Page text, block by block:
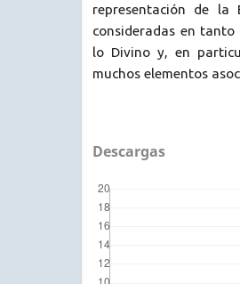
representación de la
consideradas en
lo Divino y, en
muchos elementos
Descargas